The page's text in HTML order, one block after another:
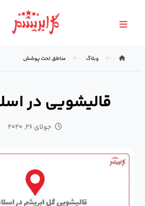
وبلاگ مناطق تحت پوشش
قالیشویی در
جولای ۲۶, ۲۰۲۰